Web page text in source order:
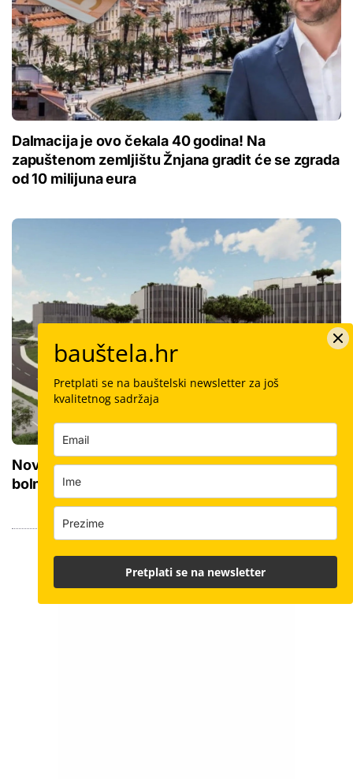
Dalmacija je ovo čekala 40 godina! Na
zapuštenom zemljištu Žnjana gradit će se zgrada
od 10 milijuna eura
Novi KBC na istoku Hrvatske zamijenit će 15
bolnica: Priprema se 'teren' za početak gradnje
bauštela.hr
Pretplati se na bauštelski newsletter za još
kvalitetnog sadržaja
Pretplati se na newsletter